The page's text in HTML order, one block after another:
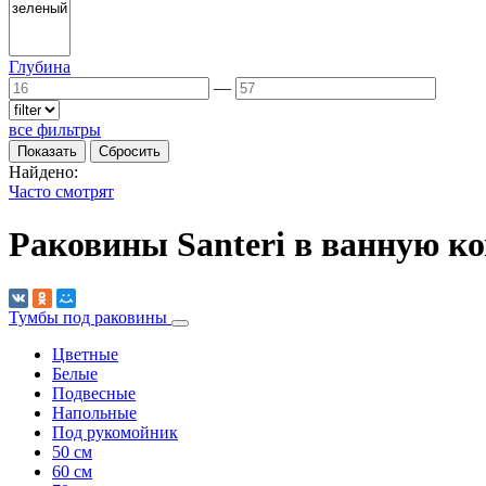
Глубина
—
все фильтры
Найдено:
Часто смотрят
Раковины Santeri в ванную
Тумбы под раковины
Цветные
Белые
Подвесные
Напольные
Под рукомойник
50 см
60 см